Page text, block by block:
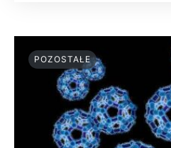
POZOSTAŁE